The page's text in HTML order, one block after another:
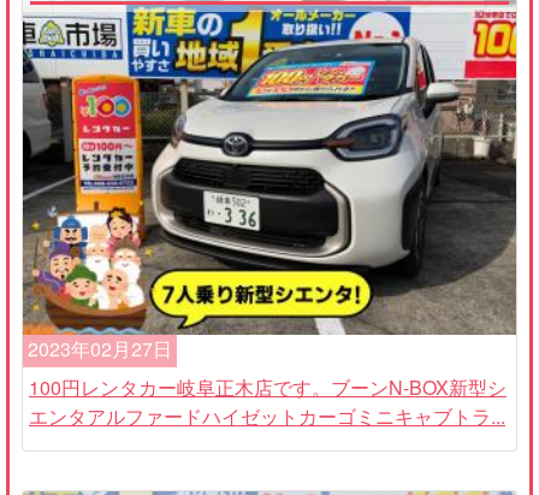
2023年02月27日
100円レンタカー岐阜正木店です。ブーンN-BOX新型シ
エンタアルファードハイゼットカーゴミニキャブトラ...